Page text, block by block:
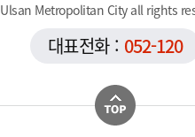
Ulsan Metropolitan City all rights
대표전화 : 052-120